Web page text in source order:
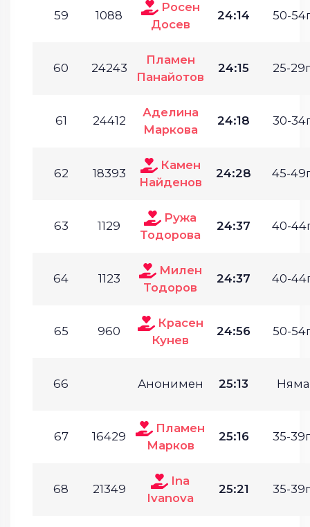
59 1088
Росен
Досев
24:14 50-
60 24243
Пламен
Панайотов
24:15 25-
61 24412
Аделина
Маркова
24:18 30-
62 18393
Камен
Найденов
24:28 45-
63 1129
Ружа
Тодорова
24:37 40-
64 1123
Милен
Тодоров
24:37 40-
65 960
Красен
Кунев
24:56 50-
66 Анонимен 25:13 Няма
67 16429
Пламен
Марков
25:16 35-
68 21349
Ina
Ivanova
25:21 35-